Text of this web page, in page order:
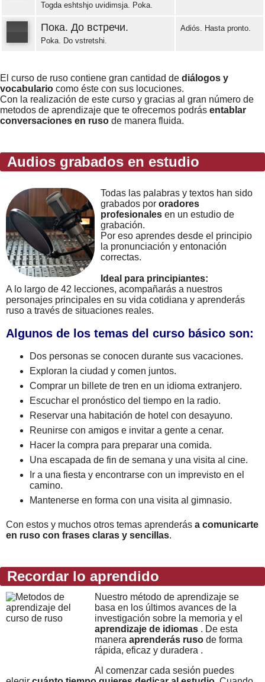
Togda eshtshjo uvidimsja. Poka.
Пока. До встречи.
Poka. Do vstretshi.
Adiós. Hasta pronto.
El curso de ruso contiene gran cantidad de diálogos y
vocabulario como éste con sus locuciones.
Con la realización de este curso y gracias al gran número de
metodos de aprendizaje que te ofrecemos podrás entablar
conversaciones en ruso de manera fluida.
Audios grabados en estudio
Todas las palabras y textos han sido
grabados por oradores
profesionales en un estudio de
grabación.
Por eso aprendes desde el principio
la pronunciación y entonación
correctas.
Ideal para principiantes:
A lo largo de 42 lecciones, acompañarás a nuestros
personajes principales en su vida cotidiana y aprenderás
ruso a través de situaciones reales.
Algunos de los temas del curso básico son:
Dos personas se conocen durante sus vacaciones.
Exploran la ciudad y comen juntos.
Comprar un billete de tren en un idioma extranjero.
Escuchar el pronóstico del tiempo en la radio.
Reservar una habitación de hotel con desayuno.
Reunirse con amigos e invitar a gente a cenar.
Hacer la compra para preparar una comida.
Una escapada de fin de semana y una visita al cine.
Ir a una fiesta y encontrarse con un imprevisto en el
camino.
Mantenerse en forma con una visita al gimnasio.
Con estos y muchos otros temas aprenderás a comunicarte
en ruso con frases claras y sencillas.
Recordar lo aprendido
Nuestro método de aprendizaje se
basa en los últimos avances de la
investigación sobre la memoria y el
aprendizaje de idiomas . De esta
manera aprenderás ruso de forma
rápida, eficaz y duradera .
Al comenzar cada sesión puedes